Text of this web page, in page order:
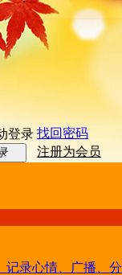
登录 找回密码
注册为会员
记录心情、广播、